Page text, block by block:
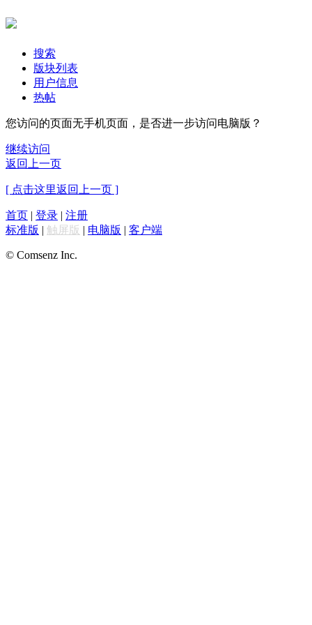
搜索
版块列表
用户信息
热帖
您访问的页面无手机页面，是否进一步访问电脑版？
继续访问
返回上一页
[ 点击这里返回上一页 ]
首页 | 登录 | 注册
标准版 | 触屏版 | 电脑版 | 客户端
© Comsenz Inc.